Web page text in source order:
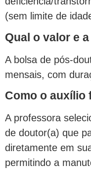
(sem limite de
Qual o valor e
A bolsa de pós-
mensais, com
Como o auxílio
A professora
de doutor(a) que
diretamente em
permitindo a